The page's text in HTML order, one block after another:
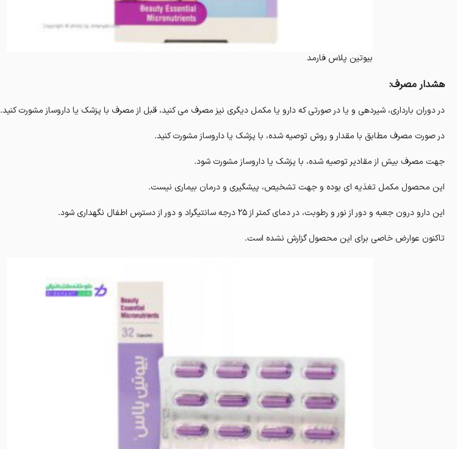
بیوتین پلاس فارمد
هشدار مصرف:
در دوران بارداری، شیردهی و یا در صورتی که دارو یا مکمل دیگری نیز مصرف می کنید، قبل از مصرف با پزشک یا داروساز مشورت کنید.
در صورت مصرف مطابق با مقدار و روش توصیه شده، با پزشک یا داروساز مشورت کنید.
جهت مصرف بیش از مقادیر توصیه شده، با پزشک یا داروساز مشورت شود.
این محصول مکمل تغذیه ای بوده و جهت تشخیص، پیشگیری و درمان بیماری نیست.
این دارو درون جعبه و دور از نور و رطوبت، در دمای کمتر از 25 درجه سانتیگراد و دور از دسترس اطفال نگهداری شود.
تاکنون عوارض خاصی برای این محصول گزارش نشده است.